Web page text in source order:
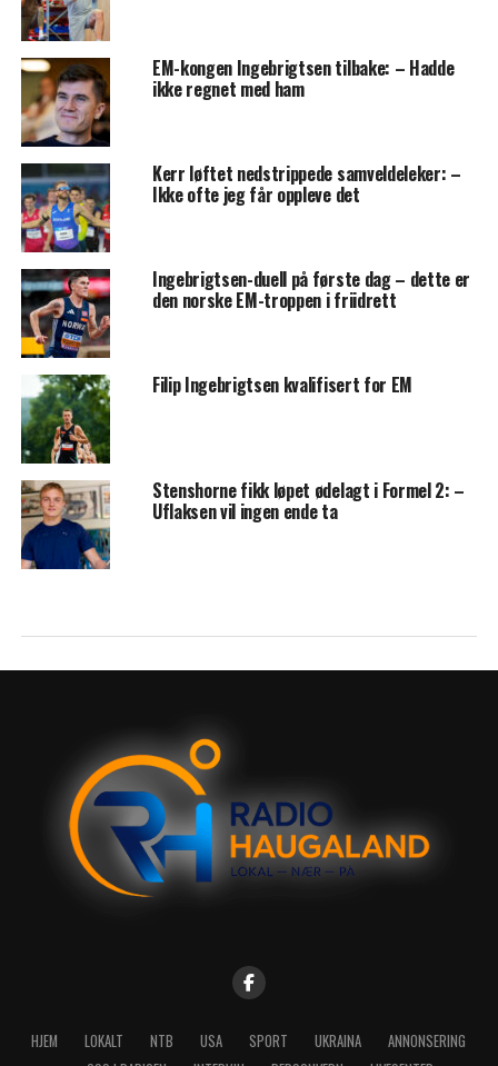
EM-kongen Ingebrigtsen tilbake: – Hadde
ikke regnet med ham
Kerr løftet nedstrippede samveldeleker: –
Ikke ofte jeg får oppleve det
Ingebrigtsen-duell på første dag – dette er
den norske EM-troppen i friidrett
Filip Ingebrigtsen kvalifisert for EM
Stenshorne fikk løpet ødelagt i Formel 2: –
Uflaksen vil ingen ende ta
HJEM LOKALT NTB USA SPORT UKRAINA
ANNONSERING